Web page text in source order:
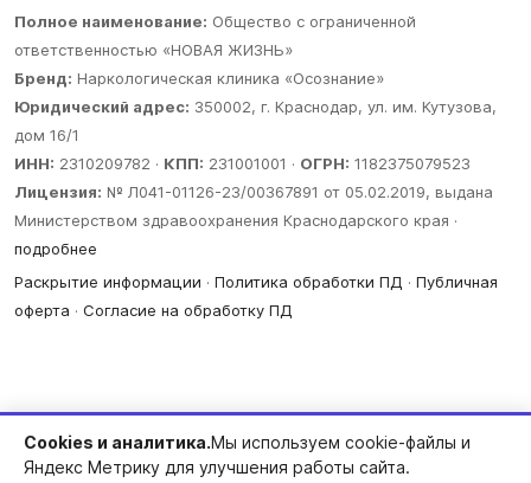
Полное наименование: Общество с ограниченной
ответственностью «НОВАЯ ЖИЗНЬ»
Бренд: Наркологическая клиника «Осознание»
Юридический адрес: 350002, г. Краснодар, ул. им. Кутузова,
дом 16/1
ИНН: 2310209782 · КПП: 231001001 · ОГРН: 1182375079523
Лицензия: № Л041-01126-23/00367891 от 05.02.2019, выдана
Министерством здравоохранения Краснодарского края ·
подробнее
Раскрытие информации · Политика обработки ПД · Публичная
оферта · Согласие на обработку ПД
Cookies и аналитика.Мы используем cookie-файлы и
Яндекс Метрику для улучшения работы сайта.